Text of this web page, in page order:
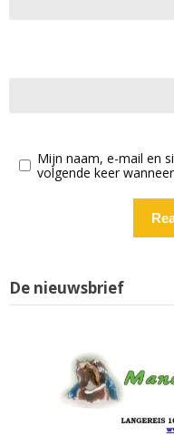
Mijn naam, e-mail en
volgende keer
De nieuwsbrief